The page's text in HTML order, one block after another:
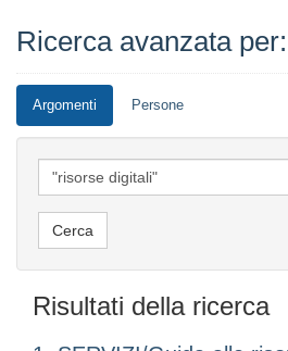
Ricerca avanzata per:
Argomenti Persone
Risultati della ricerca